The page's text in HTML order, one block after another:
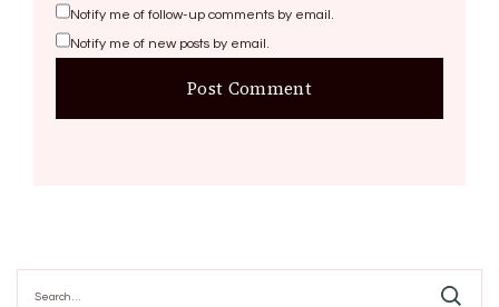
Notify me of follow-up comments by email.
Notify me of new posts by email.
for: